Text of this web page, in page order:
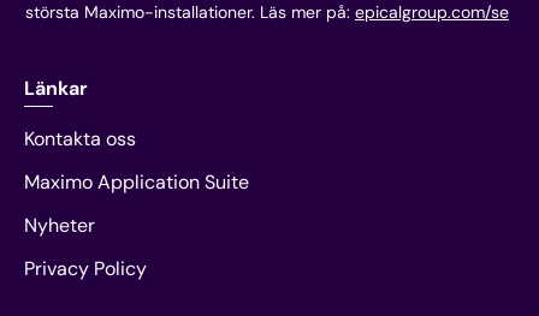
största Maximo-installationer. Läs mer på: epicalgroup.com/se
Länkar
Kontakta oss
Maximo Application Suite
Nyheter
Privacy Policy